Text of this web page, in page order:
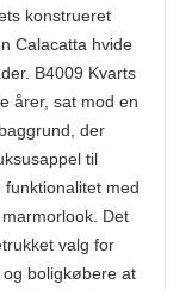
konstrueret
Calacatta hvide
B4009 Kvarts
årer, sat mod en
der
til
funktionalitet med
Det
valg for
og boligkøbere at